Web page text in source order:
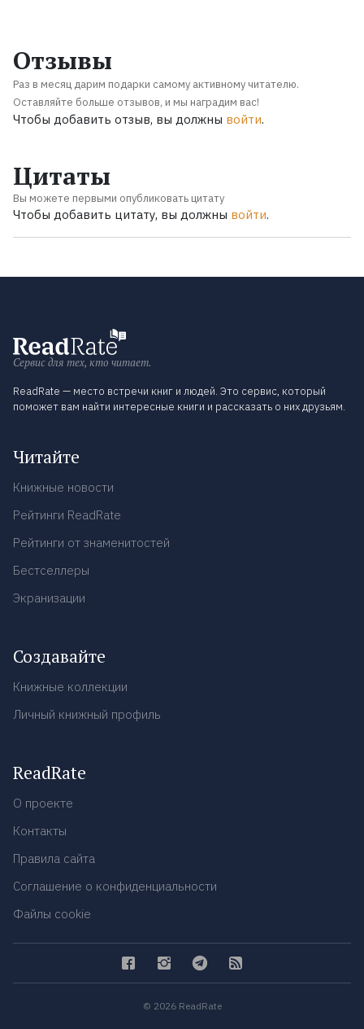
Отзывы
Раз в месяц дарим подарки самому активному читателю.
Оставляйте больше отзывов, и мы наградим вас!
Чтобы добавить отзыв, вы должны войти.
Цитаты
Вы можете первыми опубликовать цитату
Чтобы добавить цитату, вы должны войти.
Сервис для тех, кто читает.
ReadRate — место встречи книг и людей. Это сервис, который
поможет вам найти интересные книги и рассказать о них друзьям.
Читайте
Книжные новости
Рейтинги ReadRate
Рейтинги от знаменитостей
Бестселлеры
Экранизации
Создавайте
Книжные коллекции
Личный книжный профиль
ReadRate
О проекте
Контакты
Правила сайта
Соглашение о конфиденциальности
Файлы cookie
© 2026 ReadRate